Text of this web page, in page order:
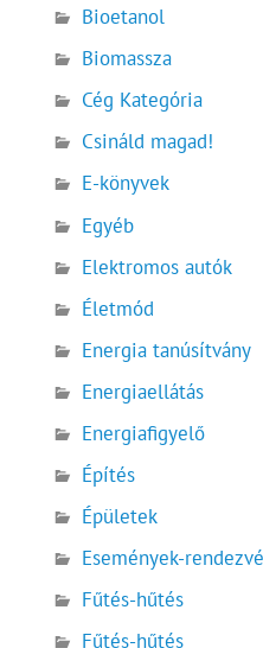
Bioetanol
Biomassza
Cég Kategória
Csináld magad!
E-könyvek
Egyéb
Elektromos autók
Életmód
Energia tanúsítvány
Energiaellátás
Energiafigyelő
Építés
Épületek
Események-
Fűtés-hűtés
Fűtés-hűtés